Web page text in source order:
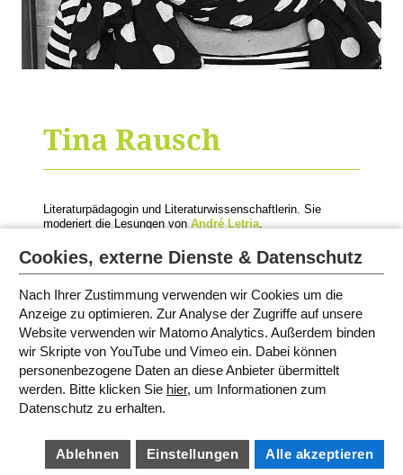
Tina Rausch
Literaturpädagogin und Literaturwissenschaftlerin. Sie
moderiert die Lesungen vonAndré Letria.
© Foto: Privat
MODERATORINNEN UND
SPRECHERINNEN
SITEMAP
IMPRESSUM
BARRIEREFREIHEIT
COOKIE EINSTELLUNGEN
Cookies, externe Dienste & Datenschutz
Nach Ihrer Zustimmung verwenden wir Cookies um die
Anzeige zu optimieren. Zur Analyse der Zugriffe auf unsere
Website verwenden wir Matomo Analytics. Außerdem binden
wir Skripte von YouTube und Vimeo ein. Dabei können
personenbezogene Daten an diese Anbieter übermittelt
werden. Bitte klicken Sie hier, um Informationen zum
Datenschutz zu erhalten.
Ablehnen Einstellungen Alle akzeptieren